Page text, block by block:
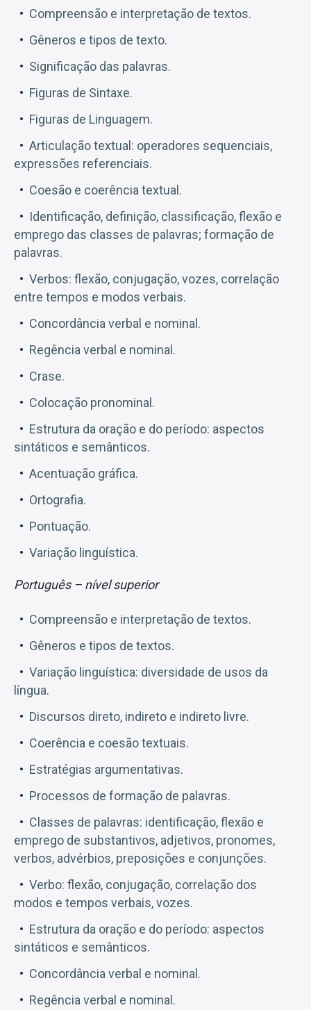
Compreensão e interpretação de textos.
Gêneros e tipos de texto.
Significação das palavras.
Figuras de Sintaxe.
Figuras de Linguagem.
Articulação textual: operadores sequenciais,
expressões referenciais.
Coesão e coerência textual.
Identificação, definição, classificação, flexão e
emprego das classes de palavras; formação de
palavras.
Verbos: flexão, conjugação, vozes, correlação
entre tempos e modos verbais.
Concordância verbal e nominal.
Regência verbal e nominal.
Crase.
Colocação pronominal.
Estrutura da oração e do período: aspectos
sintáticos e semânticos.
Acentuação gráfica.
Ortografia.
Pontuação.
Variação linguística.
Português – nível superior
Compreensão e interpretação de textos.
Gêneros e tipos de textos.
Variação linguística: diversidade de usos da
língua.
Discursos direto, indireto e indireto livre.
Coerência e coesão textuais.
Estratégias argumentativas.
Processos de formação de palavras.
Classes de palavras: identificação, flexão e
emprego de substantivos, adjetivos, pronomes,
verbos, advérbios, preposições e conjunções.
Verbo: flexão, conjugação, correlação dos
modos e tempos verbais, vozes.
Estrutura da oração e do período: aspectos
sintáticos e semânticos.
Concordância verbal e nominal.
Regência verbal e nominal.